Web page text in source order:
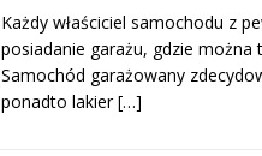
Każdy właściciel samochodu z
posiadanie garażu, gdzie można
Samochód garażowany
ponadto lakier[…]